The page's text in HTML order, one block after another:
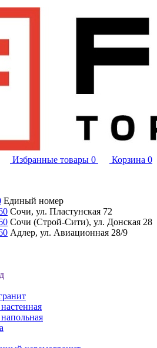
Избранные товары 0 Корзина 0
Единый номер
Сочи, ул. Пластунская 72
Сочи (Строй-Сити), ул. Донская 28
Адлер, ул. Авиационная 28/9